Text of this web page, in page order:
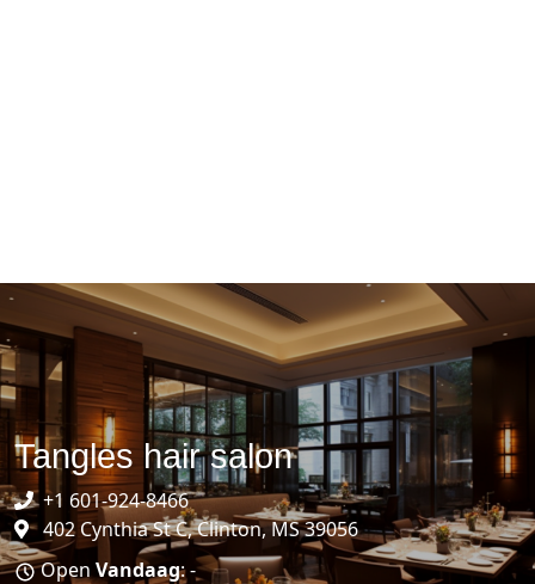
Tangles hair salon
+1 601-924-8466
402 Cynthia St C, Clinton, MS 39056
Open Vandaag: -